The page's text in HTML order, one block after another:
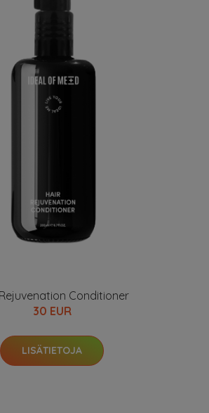
Conditioner
30 EUR
LISÄTIETOJA